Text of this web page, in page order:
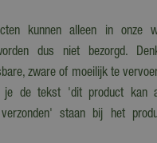
kunnen alleen in onze
dus niet bezorgd.
zware of moeilijk te
de tekst 'dit product kan
verzonden' staan bij het